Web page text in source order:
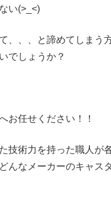
い(>_<)
、、、と諦めてしまう
でしょうか？
お任せください！！
技術力を持った職人が
んなメーカーのキャス